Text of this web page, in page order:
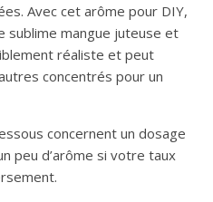
Avec cet arôme pour DIY,
sublime mangue juteuse et
réaliste et peut
concentrés pour un
concernent un dosage
peu d’arôme si votre taux